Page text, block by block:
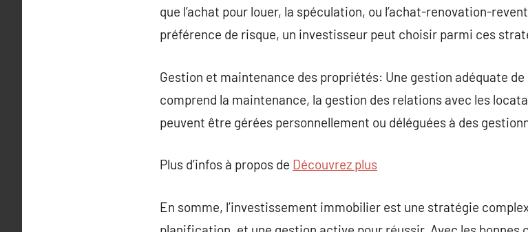
que l’achat pour louer, la spéculation, ou l’achat-renovation-
préférence de risque, un investisseur peut choisir parmi ces
Gestion et maintenance des propriétés: Une gestion adéquate
comprend la maintenance, la gestion des relations avec les
peuvent être gérées personnellement ou déléguées à des
Plus d’infos à propos de Découvrez plus
En somme, l’investissement immobilier est une stratégie